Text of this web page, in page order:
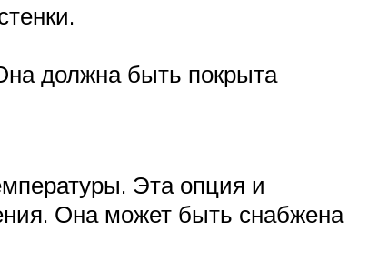
должна быть покрыта
Эта опция и
Она может быть снабжена